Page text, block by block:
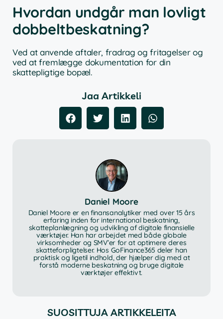
Hvordan undgår man lovligt
dobbeltbeskatning?
Ved at anvende aftaler, fradrag og fritagelser og
ved at fremlægge dokumentation for din
skattepligtige bopæl.
Jaa Artikkeli
Daniel Moore
Daniel Moore er en finansanalytiker med over 15 års
erfaring inden for international beskatning,
skatteplanlægning og udvikling af digitale finansielle
værktøjer. Han har arbejdet med både globale
virksomheder og SMV’er for at optimere deres
skatteforpligtelser. Hos GoFinance365 deler han
praktisk og ligetil indhold, der hjælper dig med at
forstå moderne beskatning og bruge digitale
værktøjer effektivt.
SUOSITTUJA ARTIKKELEITA